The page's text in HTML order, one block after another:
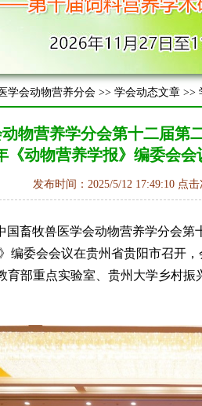
学会动物营养分会 >> 学会动态文章 >>
物营养学分会第十二届第
《动物营养学报》编委会会
发布时间：2025/5/12 17:49:10 点
国畜牧兽医学会动物营养学分会
编委会会议在贵州省贵阳市召开
育部重点实验室、贵州大学乡村振